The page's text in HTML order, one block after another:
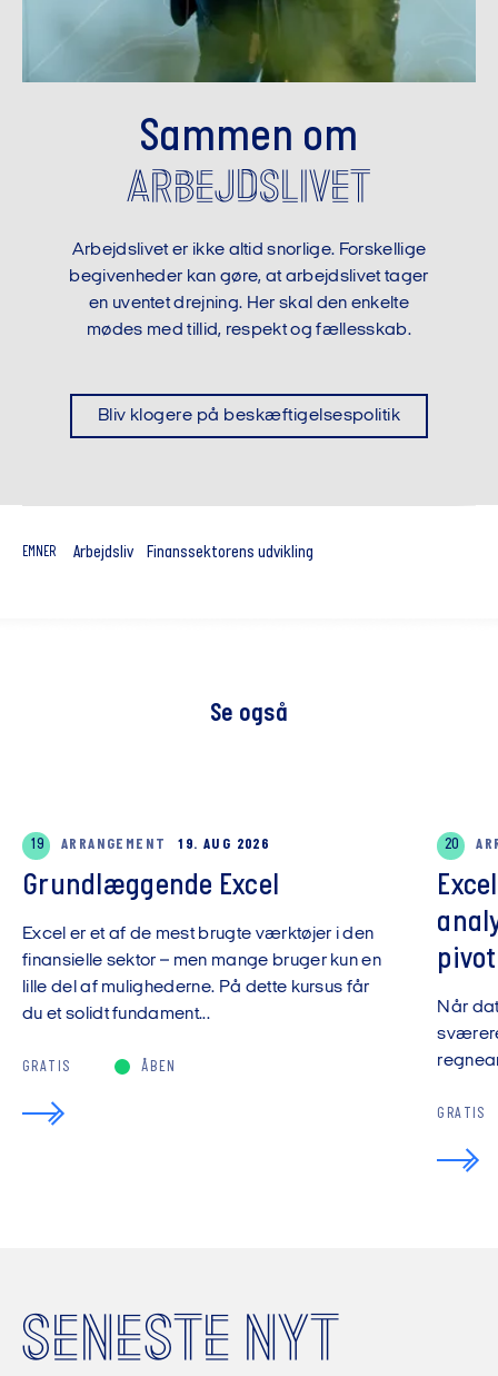
Sammen om
arbejdslivet
Arbejdslivet er ikke altid snorlige. Forskellige
begivenheder kan gøre, at arbejdslivet tager
en uventet drejning. Her skal den enkelte
mødes med tillid, respekt og fællesskab.
Bliv klogere på beskæftigelsespolitik
EMNER Arbejdsliv Finanssektorens udvikling
Se også
19 ARRANGEMENT 19. AUG 2026
Grundlæggende Excel
Excel er et af de mest brugte værktøjer i den
finansielle sektor – men mange bruger kun en
lille del af mulighederne. På dette kursus får
du et solidt fundament...
GRATIS ÅBEN
20
Når
GRATIS
SENESTE NYT